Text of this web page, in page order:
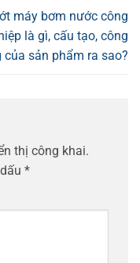
máy bơm nước công
là gì, cấu tạo, công
của sản phẩm ra sao?
thị công khai.
*